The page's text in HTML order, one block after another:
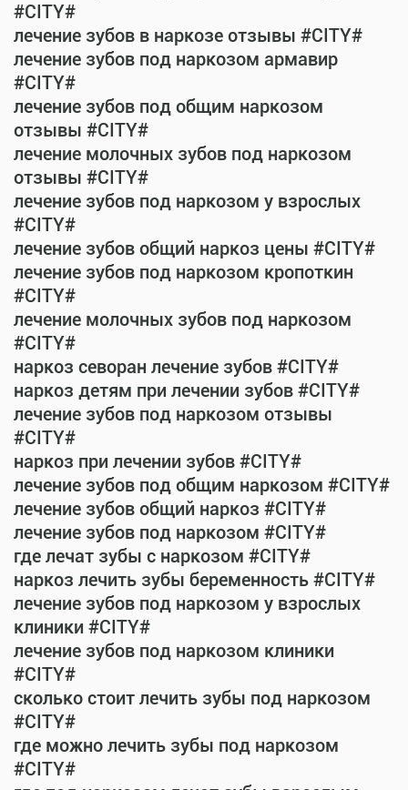
#CITY#
лечение зубов в наркозе отзывы #CITY#
лечение зубов под наркозом армавир
#CITY#
лечение зубов под общим наркозом
отзывы #CITY#
лечение молочных зубов под наркозом
отзывы #CITY#
лечение зубов под наркозом у взрослых
#CITY#
лечение зубов общий наркоз цены #CITY#
лечение зубов под наркозом кропоткин
#CITY#
лечение молочных зубов под наркозом
#CITY#
наркоз севоран лечение зубов #CITY#
наркоз детям при лечении зубов #CITY#
лечение зубов под наркозом отзывы
#CITY#
наркоз при лечении зубов #CITY#
лечение зубов под общим наркозом #CITY#
лечение зубов общий наркоз #CITY#
лечение зубов под наркозом #CITY#
где лечат зубы с наркозом #CITY#
наркоз лечить зубы беременность #CITY#
лечение зубов под наркозом у взрослых
клиники #CITY#
лечение зубов под наркозом клиники
#CITY#
сколько стоит лечить зубы под наркозом
#CITY#
где можно лечить зубы под наркозом
#CITY#